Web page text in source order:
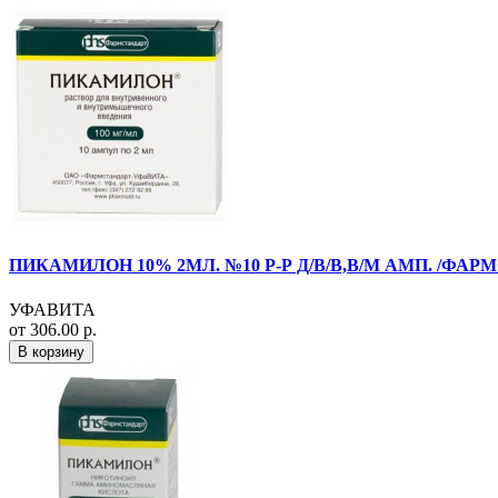
ПИКАМИЛОН 10% 2МЛ. №10 Р-Р Д/В/В,В/М АМП. /
УФАВИТА
от 306.00 р.
В корзину